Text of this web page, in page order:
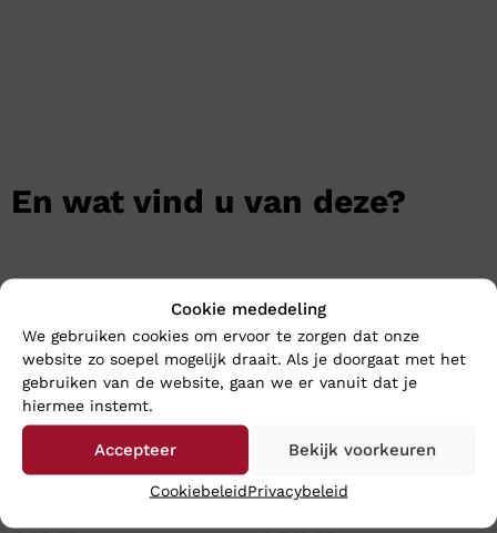
Cookie mededeling
We gebruiken cookies om ervoor te zorgen dat onze
website zo soepel mogelijk draait. Als je doorgaat met het
gebruiken van de website, gaan we er vanuit dat je
hiermee instemt.
Accepteer Bekijk voorkeuren
CookiebeleidPrivacybeleid
En wat vind u van deze?
Gabor 4002 Cacao – Wijdte
Finn Comfort TALARA –